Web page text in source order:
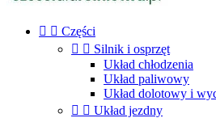
  Części
  Silnik i osprzęt
Układ chłodzenia
Układ paliwowy
Układ dolotowy i
  Układ jezdny